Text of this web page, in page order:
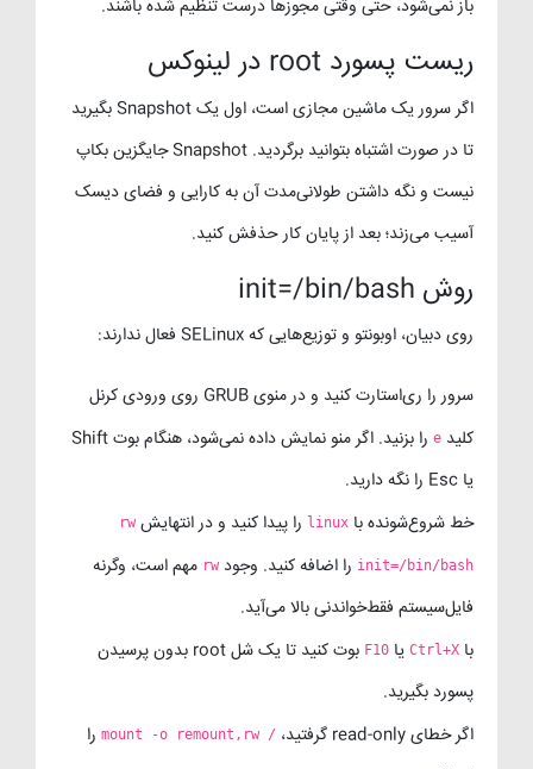
باز نمی‌شود، حتی وقتی مجوزها درست تنظیم شده باشند.
ریست پسورد root در لینوکس
اگر سرور یک ماشین مجازی است، اول یک Snapshot بگیرید
تا در صورت اشتباه بتوانید برگردید. Snapshot جایگزین بکاپ
نیست و نگه داشتن طولانی‌مدت آن به کارایی و فضای دیسک
آسیب می‌زند؛ بعد از پایان کار حذفش کنید.
روش init=/bin/bash
روی دبیان، اوبونتو و توزیع‌هایی که SELinux فعال ندارند:
سرور را ری‌استارت کنید و در منوی GRUB روی ورودی کرنل
کلید e
را بزنید. اگر منو نمایش داده نمی‌شود، هنگام بوت Shift
یا Esc را نگه دارید.
خط شروع‌شونده با linux را پیدا کنید و در انتهایش rw
init=/bin/bash را اضافه کنید. وجود rw مهم است، وگرنه
فایل‌سیستم فقط‌خواندنی بالا می‌آید.
با Ctrl+X یا F10
بوت کنید تا یک شل root بدون پرسیدن
پسورد بگیرید.
اگر خطای read-only گرفتید،
mount -o remount,rw / را